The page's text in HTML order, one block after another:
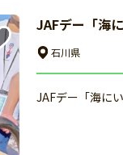
JAFデー「海
石川県
JAFデー「海に